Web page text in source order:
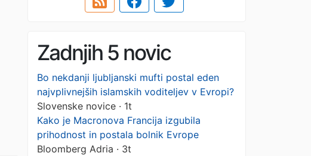
Zadnjih 5 novic
Bo nekdanji ljubljanski mufti postal eden
najvplivnejših islamskih voditeljev v Evropi?
Slovenske novice · 1t
Kako je Macronova Francija izgubila
prihodnost in postala bolnik Evrope
Bloomberg Adria · 3t